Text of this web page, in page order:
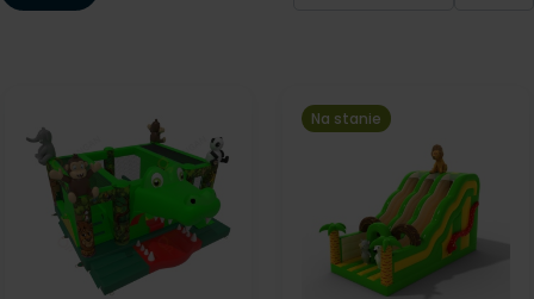
Na stanie